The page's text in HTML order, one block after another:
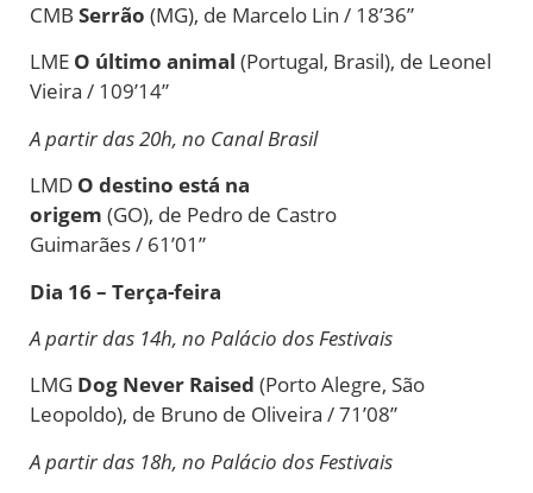
CMB Serrão (MG), de Marcelo Lin / 18’36”
LME O último animal (Portugal, Brasil), de Leonel
Vieira / 109’14”
A partir das 20h, no Canal Brasil
LMD O destino está na
origem (GO), de Pedro de Castro
Guimarães / 61’01”
Dia 16 – Terça-feira
A partir das 14h, no Palácio dos Festivais
LMG Dog Never Raised (Porto Alegre, São
Leopoldo), de Bruno de Oliveira / 71’08”
A partir das 18h, no Palácio dos Festivais